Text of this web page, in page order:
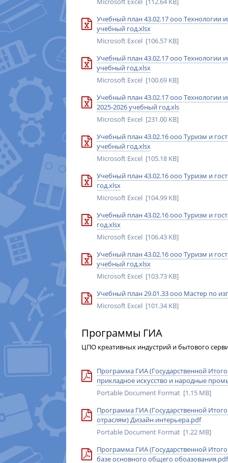
Учебный план 43.02.17 ооо Технологии
учебный год.xlsx
Microsoft Excel [106.57 KB]
Учебный план 43.02.17 ооо Технологии
учебный год.xlsx
Microsoft Excel [100.69 KB]
Учебный план 43.02.17 ооо Технологии
2025-2026 учебный год.xls
Microsoft Excel [231.00 KB]
Учебный план 43.02.16 ооо Туризм и
учебный год.xlsx
Microsoft Excel [105.18 KB]
Учебный план 43.02.16 ооо Туризм и
год.xlsx
Microsoft Excel [104.99 KB]
Учебный план 43.02.16 ооо Туризм и
год.xlsx
Microsoft Excel [106.43 KB]
Учебный план 43.02.16 ооо Туризм и
учебный год.xlsx
Microsoft Excel [103.73 KB]
Учебный план 29.01.33 ооо Мастер по
Microsoft Excel [101.34 KB]
Программы ГИА
ЦПО креативных индустрий и бытового
Программа ГИА (Государственной
прикладное искусство и народные
Portable Document Format [1.15 MB]
Программа ГИА (Государственной
отраслям) Дизайн интерьера.pdf
Portable Document Format [1.22 MB]
Программа ГИА (Государственной
базе основного общего обоазования.pdf